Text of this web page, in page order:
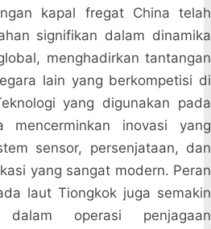
kapal fregat China telah
signifikan dalam dinamika
menghadirkan tantangan
lain yang berkompetisi di
yang digunakan pada
mencerminkan inovasi yang
sensor, persenjataan, dan
yang sangat modern. Peran
laut Tiongkok juga semakin
operasi penjagaan